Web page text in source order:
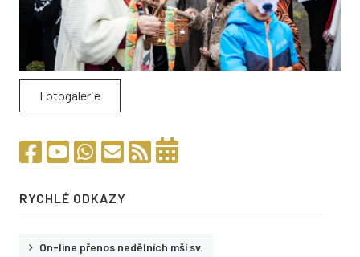
Kalendář akcí
Přehled na celý rok
Farní kavárna
Pravidelné aktivity
Výuka náboženství
Fotogalerie
RYCHLÉ ODKAZY
On-line přenos nedělních mší sv.